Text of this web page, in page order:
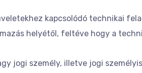
kapcsolódó technikai
helyétől, feltéve hogy a
jogi személy, illetve jogi